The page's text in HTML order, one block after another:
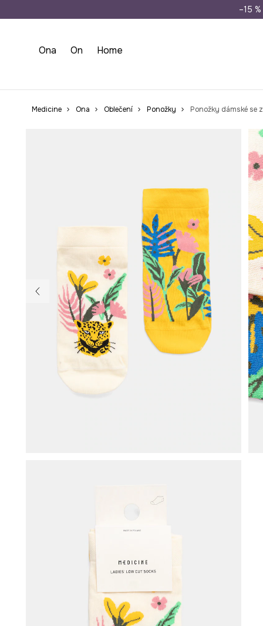
Doprava zdarma
–15
Ona On Home
Medicine Ona Oblečení Ponožky Ponožky dámské se